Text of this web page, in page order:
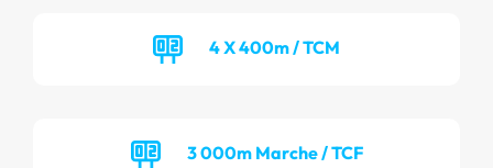
4 X 400m / TCM
3 000m Marche / TCF